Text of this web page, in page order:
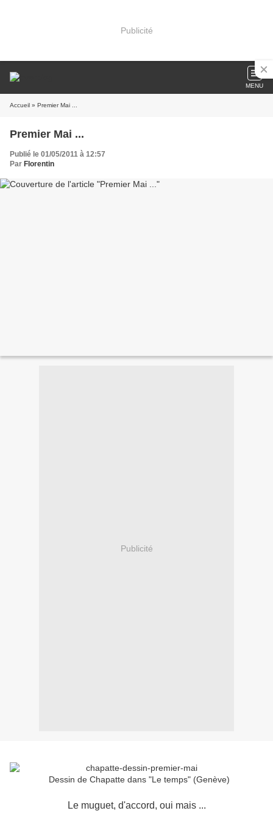
Publicité
MENU
Accueil » Premier Mai ...
Premier Mai ...
Publié le 01/05/2011 à 12:57
Par Florentin
Publicité
Dessin de Chapatte dans "Le temps" (Genève)
Le muguet, d'accord, oui mais ...